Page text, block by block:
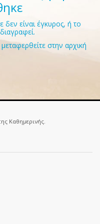
είναι έγκυρος, ή το
στην αρχική
Καθημερινής.